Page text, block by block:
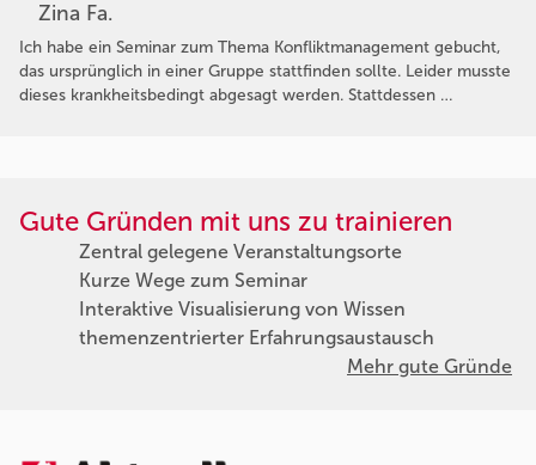
Zina Fa.
Ich habe ein Seminar zum Thema Konfliktmanagement gebucht,
das ursprünglich in einer Gruppe stattfinden sollte. Leider musste
dieses krankheitsbedingt abgesagt werden. Stattdessen …
Gute Gründen mit uns zu trainieren
Zentral gelegene Veranstaltungsorte
Kurze Wege zum Seminar
Interaktive Visualisierung von Wissen
themenzentrierter Erfahrungsaustausch
Mehr gute Gründe